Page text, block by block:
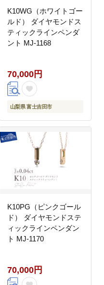
K10WG（ホワイトゴー
ルド） ダイヤモンドス
ティックラインペンダ
ント MJ-1168
70,000円
山梨県 富士吉田市
K10PG（ピンクゴール
ド） ダイヤモンドステ
ィックラインペンダン
ト MJ-1170
70,000円